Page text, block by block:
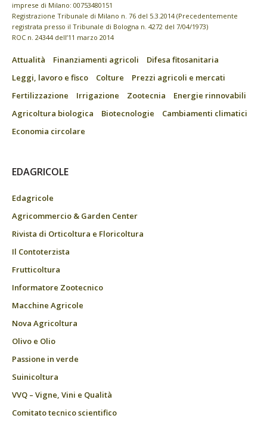
imprese di Milano: 00753480151
Registrazione Tribunale di Milano n. 76 del 5.3.2014 (Precedentemente
registrata presso il Tribunale di Bologna n. 4272 del 7/04/1973)
ROC n. 24344 dell’11 marzo 2014
Attualità Finanziamenti agricoli
Difesa fitosanitaria
Leggi, lavoro e fisco
Colture
Prezzi agricoli e mercati
Fertilizzazione
Irrigazione Zootecnia
Energie rinnovabili
Agricoltura biologica
Biotecnologie
Cambiamenti climatici
Economia circolare
EDAGRICOLE
Edagricole
Agricommercio & Garden Center
Rivista di Orticoltura e Floricoltura
Il Contoterzista
Frutticoltura
Informatore Zootecnico
Macchine Agricole
Nova Agricoltura
Olivo e Olio
Passione in verde
Suinicoltura
VVQ – Vigne, Vini e Qualità
Comitato tecnico scientifico